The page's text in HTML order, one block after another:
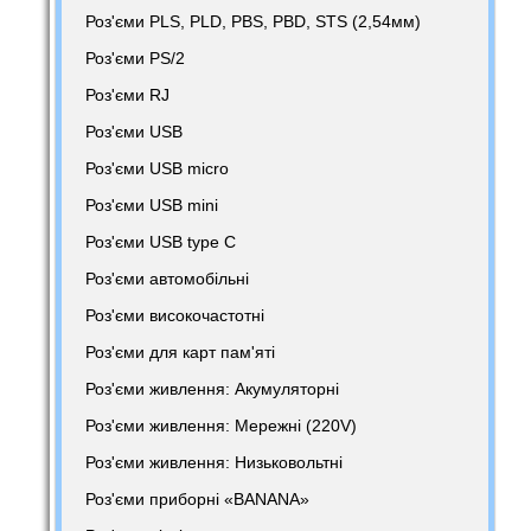
Роз'єми PLS, PLD, PBS, PBD, STS (2,54мм)
Роз'єми PS/2
Роз'єми RJ
Роз'єми USB
Роз'єми USB micro
Роз'єми USB mini
Роз'єми USB type C
Роз'єми автомобільні
Роз'єми високочастотні
Роз'єми для карт пам'яті
Роз'єми живлення: Акумуляторні
Роз'єми живлення: Мережні (220V)
Роз'єми живлення: Низьковольтні
Роз'єми приборні «BANANA»